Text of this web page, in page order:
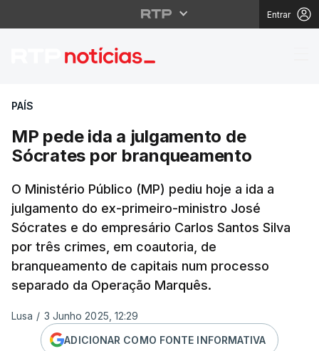
Entrar
MP pede ida a
PAÍS
MP pede ida a julgamento de
Sócrates por branqueamento
O Ministério Público (MP) pediu hoje a ida a
julgamento do ex-primeiro-ministro José
Sócrates e do empresário Carlos Santos Silva
por três crimes, em coautoria, de
branqueamento de capitais num processo
separado da Operação Marquês.
Lusa / 3 Junho 2025, 12:29
ADICIONAR COMO FONTE INFORMATIVA